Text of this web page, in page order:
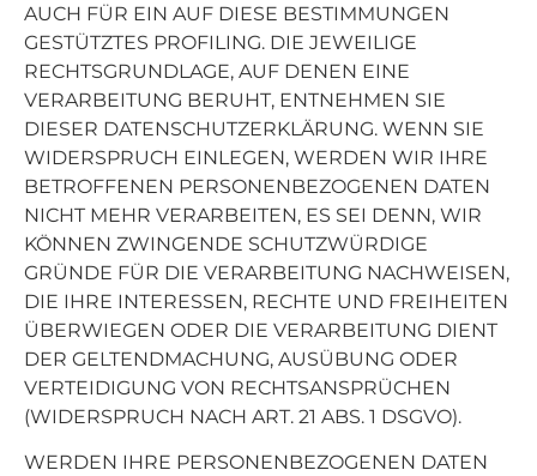
AUCH FÜR EIN AUF DIESE BESTIMMUNGEN
GESTÜTZTES PROFILING. DIE JEWEILIGE
RECHTSGRUNDLAGE, AUF DENEN EINE
VERARBEITUNG BERUHT, ENTNEHMEN SIE
DIESER DATENSCHUTZERKLÄRUNG. WENN SIE
WIDERSPRUCH EINLEGEN, WERDEN WIR IHRE
BETROFFENEN PERSONENBEZOGENEN DATEN
NICHT MEHR VERARBEITEN, ES SEI DENN, WIR
KÖNNEN ZWINGENDE SCHUTZWÜRDIGE
GRÜNDE FÜR DIE VERARBEITUNG NACHWEISEN,
DIE IHRE INTERESSEN, RECHTE UND FREIHEITEN
ÜBERWIEGEN ODER DIE VERARBEITUNG DIENT
DER GELTENDMACHUNG, AUSÜBUNG ODER
VERTEIDIGUNG VON RECHTSANSPRÜCHEN
(WIDERSPRUCH NACH ART. 21 ABS. 1 DSGVO).
WERDEN IHRE PERSONENBEZOGENEN DATEN